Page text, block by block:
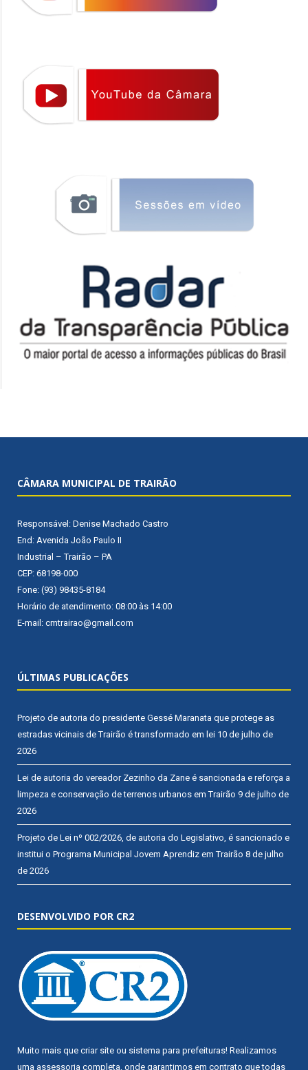
CÂMARA MUNICIPAL DE TRAIRÃO
Responsável: Denise Machado Castro
End: Avenida João Paulo II
Industrial – Trairão – PA
CEP: 68198-000
Fone: (93) 98435-8184
Horário de atendimento: 08:00 às 14:00
E-mail: cmtrairao@gmail.com
ÚLTIMAS PUBLICAÇÕES
Projeto de autoria do presidente Gessé Maranata que protege as
estradas vicinais de Trairão é transformado em lei 10 de julho de
2026
Lei de autoria do vereador Zezinho da Zane é sancionada e reforça a
limpeza e conservação de terrenos urbanos em Trairão 9 de julho de
2026
Projeto de Lei nº 002/2026, de autoria do Legislativo, é sancionado e
institui o Programa Municipal Jovem Aprendiz em Trairão 8 de julho
de 2026
DESENVOLVIDO POR CR2
Muito mais que criar site ou sistema para prefeituras! Realizamos
uma assessoria completa, onde garantimos em contrato que todas